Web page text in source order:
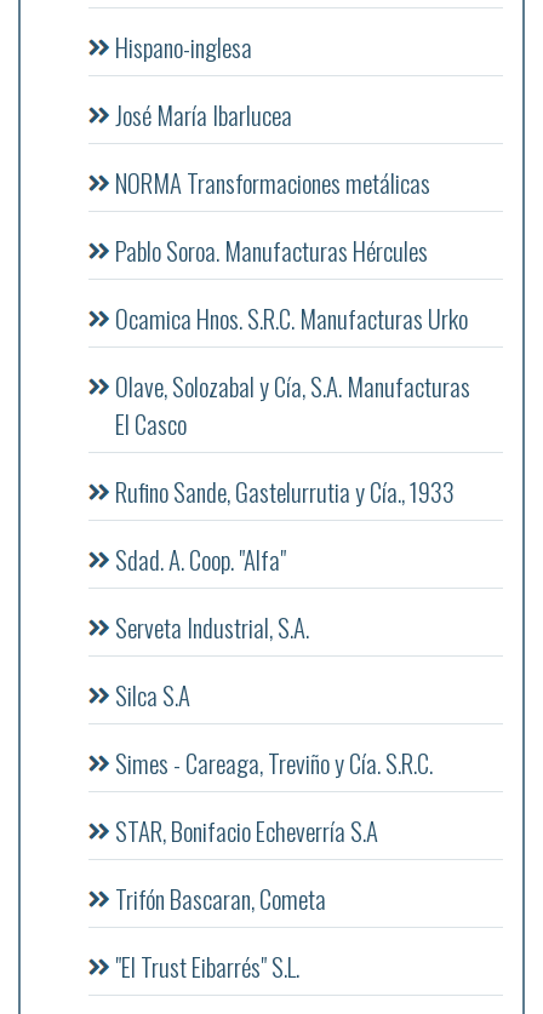
Hispano-inglesa
José María Ibarlucea
NORMA Transformaciones metálicas
Pablo Soroa. Manufacturas Hércules
Ocamica Hnos. S.R.C. Manufacturas Urko
Olave, Solozabal y Cía, S.A. Manufacturas
El Casco
Rufino Sande, Gastelurrutia y Cía., 1933
Sdad. A. Coop. "Alfa"
Serveta Industrial, S.A.
Silca S.A
Simes - Careaga, Treviño y Cía. S.R.C.
STAR, Bonifacio Echeverría S.A
Trifón Bascaran, Cometa
"El Trust Eibarrés" S.L.